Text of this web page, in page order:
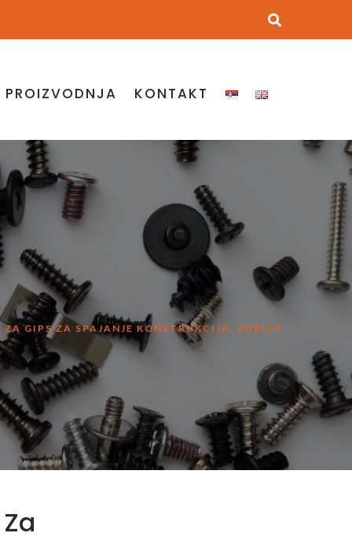
PROIZVODNJA KONTAKT
ZA GIPS ZA SPAJANJE KONSTRUKCIJA, BUBICA